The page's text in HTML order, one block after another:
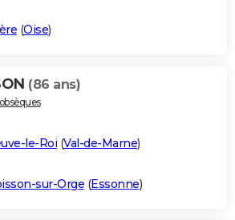
(Oise)
(86 ans)
le-Roi (Val-de-Marne)
sur-Orge (Essonne)